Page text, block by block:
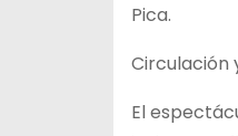
Pica.
Circulación
El